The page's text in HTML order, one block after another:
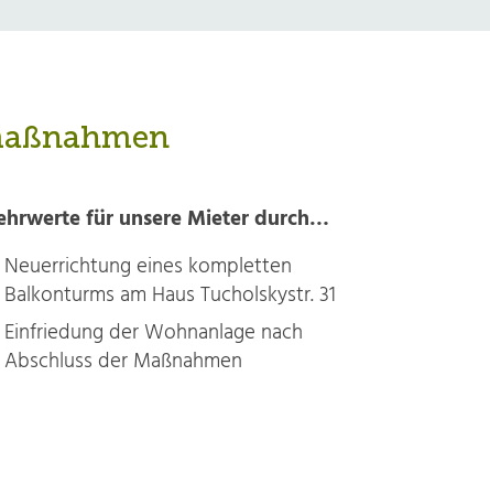
für unsere Mieter durch…
Neuerrichtung eines kompletten
Balkonturms am Haus Tucholskystr. 31
Einfriedung der Wohnanlage nach
Abschluss der Maßnahmen